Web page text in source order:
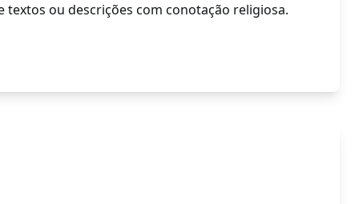
textos ou descrições com conotação religiosa.